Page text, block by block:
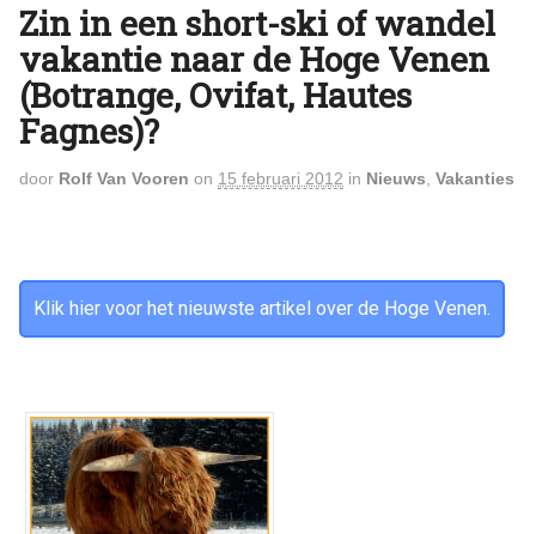
Zin in een short-ski of wandel
vakantie naar de Hoge Venen
(Botrange, Ovifat, Hautes
Fagnes)?
door Rolf Van Vooren on 15 februari 2012 in Nieuws, Vakanties
Klik hier voor het nieuwste artikel over de Hoge Venen.